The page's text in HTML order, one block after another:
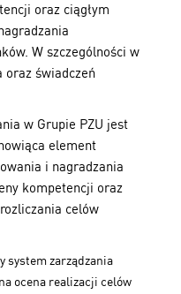
oraz ciągłym
W szczególności w
oraz świadczeń
w Grupie PZU jest
element
i nagradzania
kompetencji oraz
celów
system zarządzania
ocena realizacji celów